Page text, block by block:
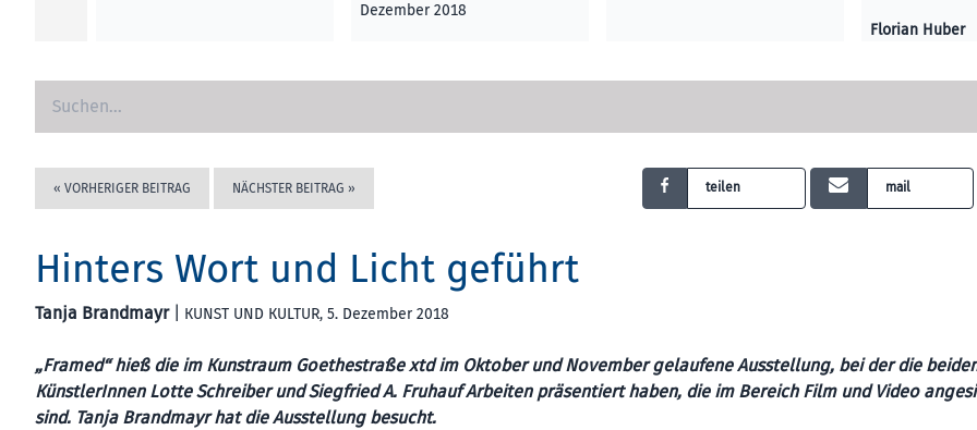
Dezember 2018
Florian Huber
« VORHERIGER BEITRAG NÄCHSTER BEITRAG » teilen mail
Hinters Wort und Licht geführt
Tanja Brandmayr| KUNST UND KULTUR, 5. Dezember 2018
„Framed“ hieß die im Kunstraum Goethestraße xtd im Oktober und November gelaufene Ausstellung, bei der die
KünstlerInnen Lotte Schreiber und Siegfried A. Fruhauf Arbeiten präsentiert haben, die im Bereich Film und Video
sind. Tanja Brandmayr hat die Ausstellung besucht.